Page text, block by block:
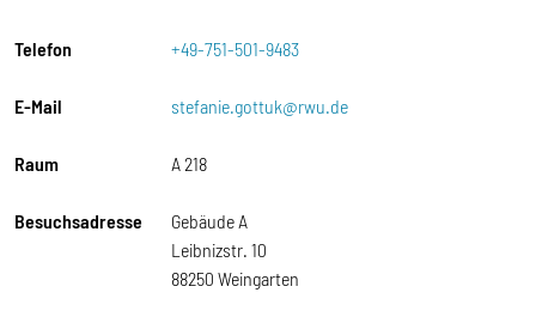
Telefon +49-751-501-9483
E-Mail stefanie.gottuk@rwu.de
Raum A 218
Besuchsadresse
Gebäude A
Leibnizstr. 10
88250 Weingarten